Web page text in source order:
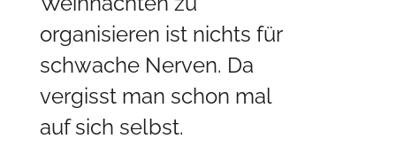
organisieren ist nichts für
schwache Nerven. Da
vergisst man schon mal
auf sich selbst.